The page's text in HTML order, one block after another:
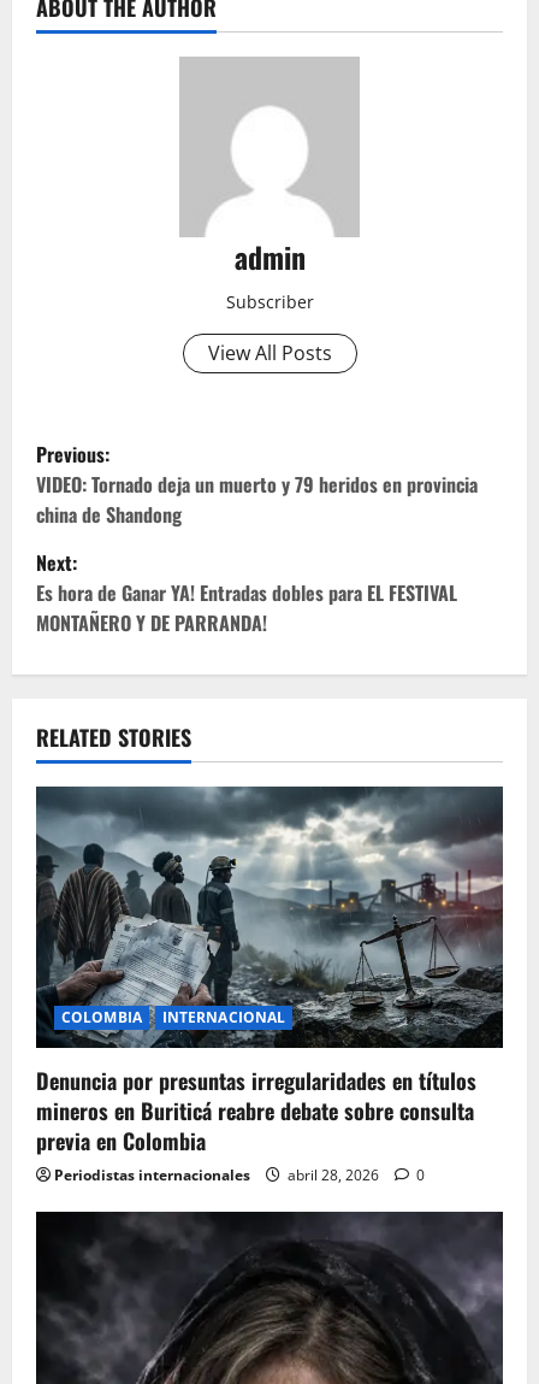
ABOUT THE AUTHOR
admin
Subscriber
View All Posts
P
o
s
t
n
v
i
g
a
t
i
o
n
Previous:
VIDEO: Tornado deja un muerto y 79 heridos en provincia
china de Shandong
Next:
Es hora de Ganar YA! Entradas dobles para EL FESTIVAL
MONTAÑERO Y DE PARRANDA!
RELATED STORIES
COLOMBIA INTERNACIONAL
Denuncia por presuntas irregularidades en títulos
mineros en Buriticá reabre debate sobre consulta
previa en Colombia
Periodistas internacionales abril 28, 2026 0